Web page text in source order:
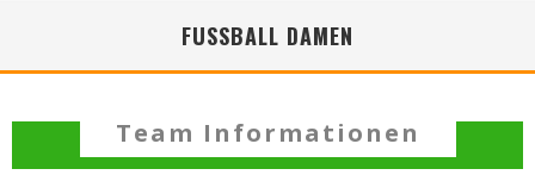
Starker Partner für unser U15-Junioren!
FUSSBALL DAMEN
Team Informationen